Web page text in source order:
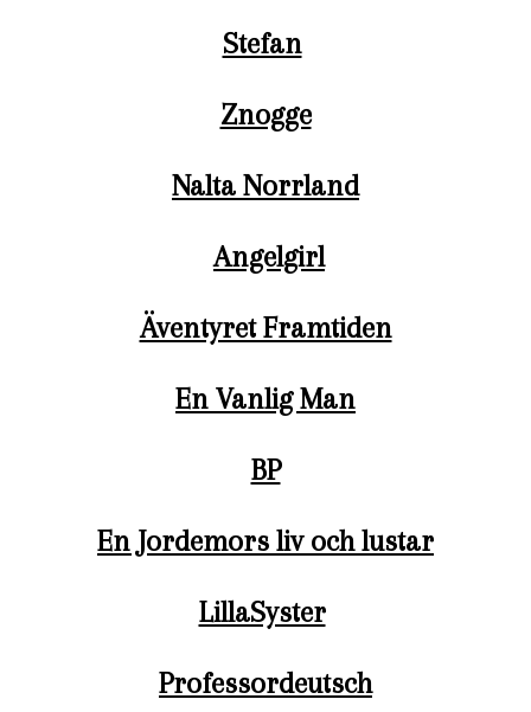
Stefan
Znogge
Nalta Norrland
Angelgirl
Äventyret Framtiden
En Vanlig Man
BP
En Jordemors liv och lustar
LillaSyster
Professordeutsch